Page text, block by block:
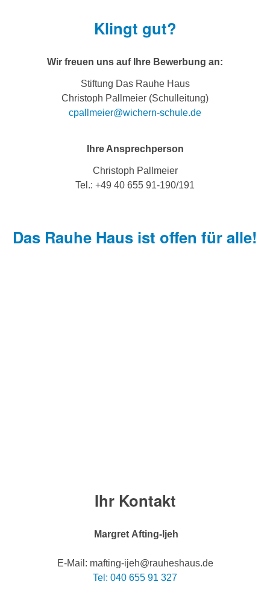
Klingt gut?
Wir freuen uns auf Ihre Bewerbung an:
Stiftung Das Rauhe Haus
Christoph Pallmeier (Schulleitung)
cpallmeier@wichern-schule.de
Ihre Ansprechperson
Christoph Pallmeier
Tel.: +49 40 655 91-190/191
Das Rauhe Haus ist offen für alle!
Ihr Kontakt
Margret Afting-Ijeh
E-Mail: mafting-ijeh@rauheshaus.de
Tel: 040 655 91 327